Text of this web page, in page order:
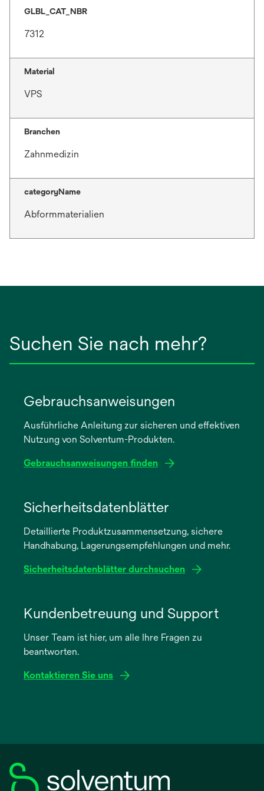
GLBL_CAT_NBR
7312
Material
VPS
Branchen
Zahnmedizin
categoryName
Abformmaterialien
Suchen Sie nach mehr?
Gebrauchsanweisungen
Ausführliche Anleitung zur sicheren und effektiven
Nutzung von Solventum-Produkten.
Gebrauchsanweisungen finden
neuen
Registerkarte
Sicherheitsdatenblätter
Detaillierte Produktzusammensetzung, sichere
Handhabung, Lagerungsempfehlungen und mehr.
Sicherheitsdatenblätter durchsuchen
neuen
Registerkarte
Kundenbetreuung und Support
Unser Team ist hier, um alle Ihre Fragen zu
beantworten.
Kontaktieren Sie uns